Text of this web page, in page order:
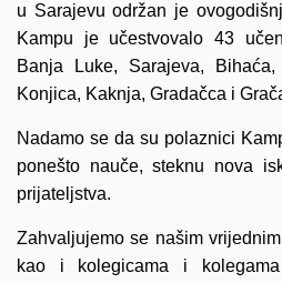
u Sarajevu održan je
Kampu je učestvovalo 43
Banja Luke, Sarajeva,
Konjica, Kaknja, Gradačca i
Nadamo se da su polaznici
ponešto nauče, steknu nova
prijateljstva.
Zahvaljujemo se našim
kao i kolegicama i